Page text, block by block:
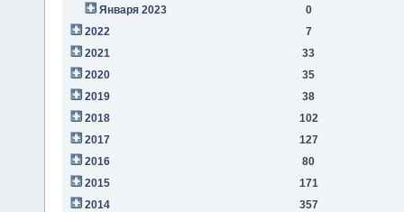
Января 2023
0
2022
7
2021
33
2020
35
2019
38
2018
102
2017
127
2016
80
2015
171
2014
357